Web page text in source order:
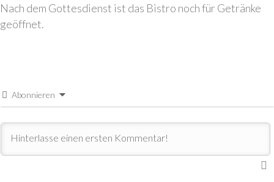
Nach dem Gottesdienst ist das Bistro noch für Getränke
geöffnet.
Abonnieren